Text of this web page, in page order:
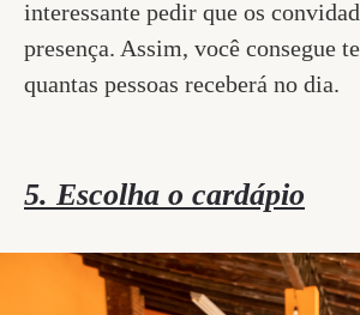
interessante pedir que os
presença. Assim, você consegue
quantas pessoas receberá no dia.
5. Escolha o cardápio